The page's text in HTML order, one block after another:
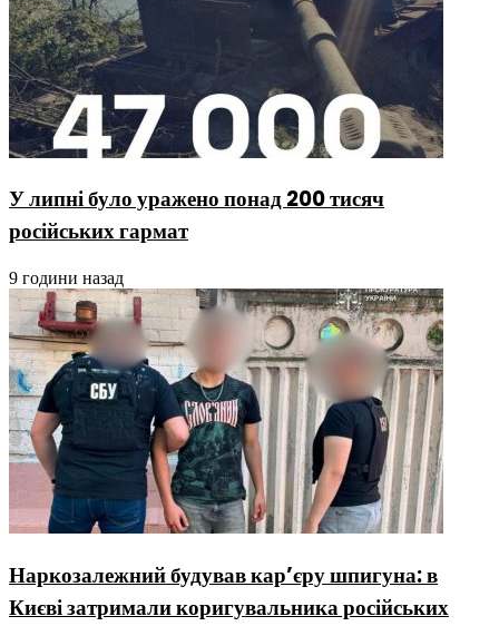
У липні було уражено понад 200 тисяч
російських гармат
9 години назад
Наркозалежний будував кар’єру шпигуна: в
Києві затримали коригувальника російських